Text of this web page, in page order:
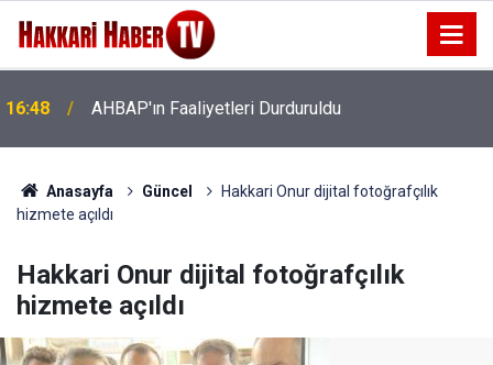
16:43 KGK'dan Adalet Bakanı Gürlek'e yasa taslağı
Anasayfa Güncel
Hakkari Onur dijital fotoğrafçılık
hizmete açıldı
Hakkari Onur dijital fotoğrafçılık
hizmete açıldı